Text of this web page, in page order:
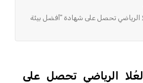
الرياضي تحصل على شهادة "أفضل بيئة
الرياضي تحصل على